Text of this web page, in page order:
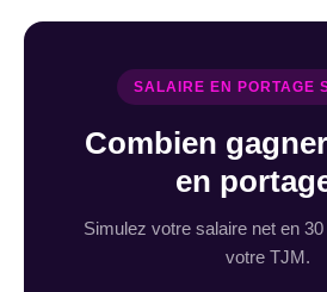
SALAIRE EN PORTAGE
Combien
en
Simulez votre salaire net en
votre TJM.